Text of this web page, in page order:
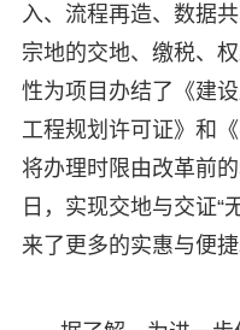
入、流程再造、数据
宗地的交地、缴税、
性为项目办结了《建
工程规划许可证》和
将办理时限由改革前
日，实现交地与交证“
来了更多的实惠与便捷